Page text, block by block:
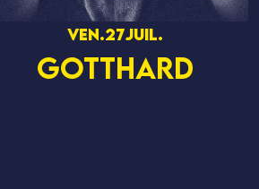
ven.27juil.
GOTTHARD